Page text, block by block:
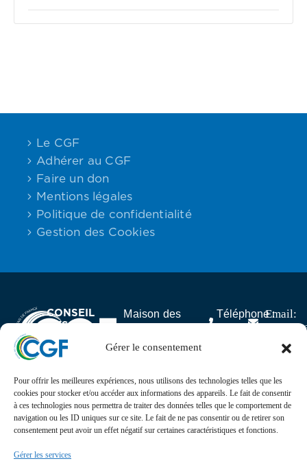
Gérer le consentement
Pour offrir les meilleures expériences, nous utilisons des technologies telles que les
cookies pour stocker et/ou accéder aux informations des appareils. Le fait de consentir
à ces technologies nous permettra de traiter des données telles que le comportement de
navigation ou les ID uniques sur ce site. Le fait de ne pas consentir ou de retirer son
consentement peut avoir un effet négatif sur certaines caractéristiques et fonctions.
Gérer les services
Le CGF
Adhérer au CGF
Faire un don
Mentions légales
Politique de confidentialité
Gestion des Cookies
CONSEIL
DES
GABONAIS
DE FRANCE
Maison des
25 rue Lantiez,
Téléphone :Email:
Actualités
Suivez l’actualité, l’agenda, les projets et les
événements du Conseil des Gabonais de France sur nos
réseaux sociaux